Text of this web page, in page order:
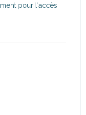
pour l'accès